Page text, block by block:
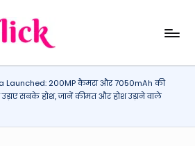
Launched: 200MP कैमरा और 7050mAh की
उड़ाए सबके होश, जानें कीमत और होश उड़ाने वाले